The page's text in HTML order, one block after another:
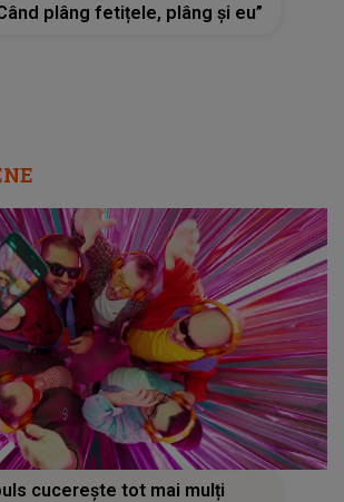
plâng fetițele, plâng și eu”
cucerește tot mai mulți